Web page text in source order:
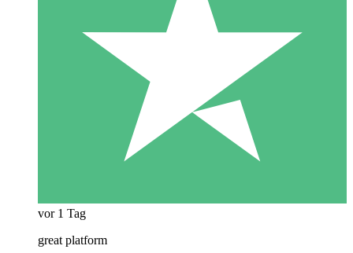
vor 1 Tag
great platform